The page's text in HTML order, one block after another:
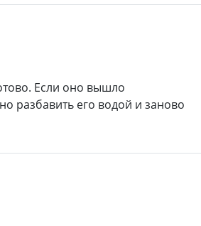
Если оно вышло
разбавить его водой и заново